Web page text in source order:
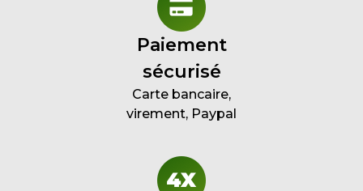
Paiement
sécurisé
Carte bancaire,
virement, Paypal